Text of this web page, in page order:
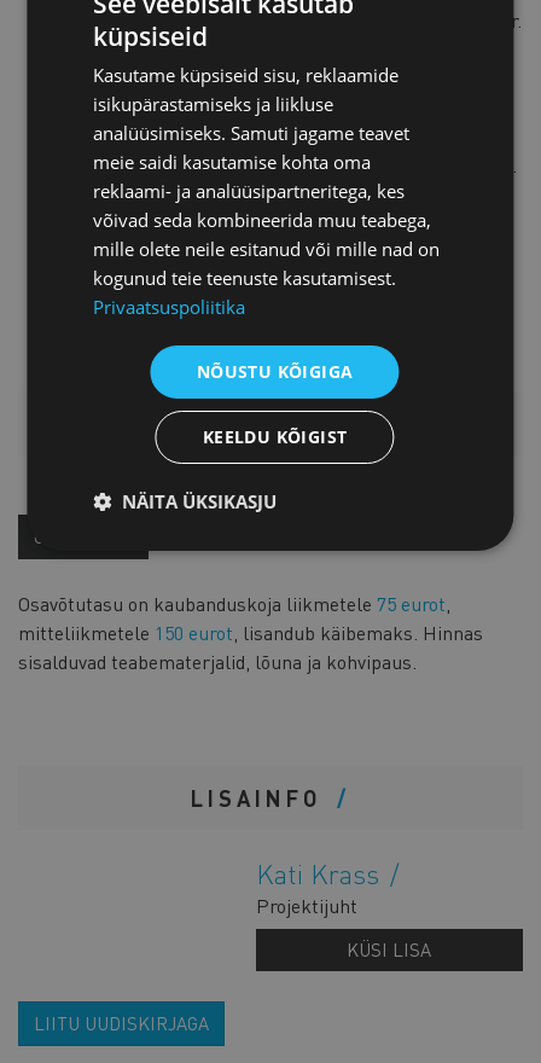
maksukonsultant ning vandeaudiitor.
raamatupidamise ja maksustamise
teemalistel avalikel koolitustel ja
seminaridel ning on olnud
ülikoolides maksustamise õppejõud.
Omab laialdast kogemust nii Eesti
siseses kui rahvusvahelises
maksunõustamises ja maksude
planeerimisel erinevate tehingute
osas.
HINNAKIRI
OSTA KOHE!
Osavõtutasu on kaubanduskoja liikmetele 75 eurot
mitteliikmetele 150 eurot , lisandub käibemaks. Hinnas
sisalduvad teabematerjalid, lõuna ja kohvipaus.
LISAINFO
Kati Krass
Projektijuht
KÜSI LISA
LIITU UUDISKIRJAGA
küpsiseid
Kasutame küpsiseid sisu, reklaamide
isikupärastamiseks ja liikluse
analüüsimiseks. Samuti jagame teavet
meie saidi kasutamise kohta oma
reklaami- ja analüüsipartneritega, kes
võivad seda kombineerida muu teabega,
mille olete neile esitanud või mille nad on
kogunud teie teenuste kasutamisest.
Privaatsuspoliitika
NÕUSTU KÕIGIGA
KEELDU KÕIGIST
NÄITA ÜKSIKASJU